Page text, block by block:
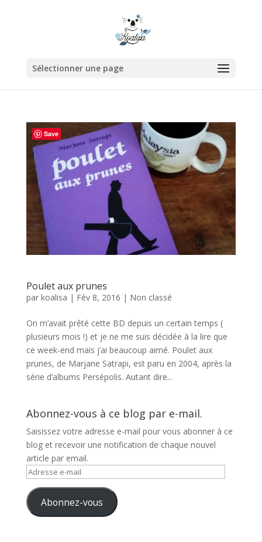
Sélectionner une page
Poulet aux prunes
par koalisa | Fév 8, 2016 | Non classé
On m’avait prêté cette BD depuis un certain temps (
plusieurs mois !) et je ne me suis décidée à la lire que
ce week-end mais j’ai beaucoup aimé. Poulet aux
prunes, de Marjane Satrapi, est paru en 2004, après la
série d’albums Persépolis. Autant dire...
Abonnez-vous à ce blog par e-mail.
Saisissez votre adresse e-mail pour vous abonner à ce
blog et recevoir une notification de chaque nouvel
article par email.
Adresse
mail Abonnez-vous
Save